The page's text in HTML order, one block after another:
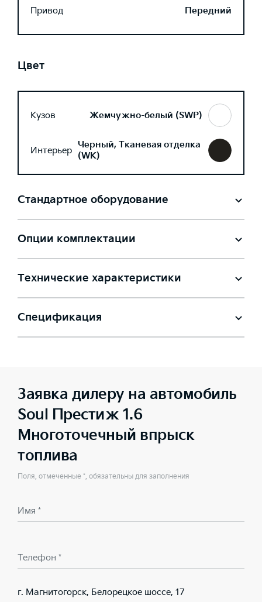
Привод
Передний
Цвет
Кузов Жемчужно-белый (SWP)
Интерьер Черный, Тканевая отделка
(WK)
Стандартное оборудование
Опции комплектации
Технические характеристики
Спецификация
Заявка дилеру на автомобиль
Soul Престиж 1.6
Многоточечный впрыск
топлива
Поля, отмеченные *, обязательны для заполнения
Имя *
Телефон *
г. Магнитогорск, Белорецкое шоссе, 17